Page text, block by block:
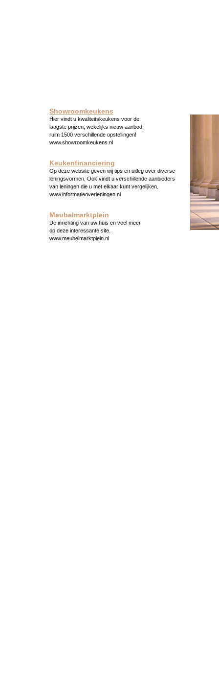
Showroomkeukens
Hier vindt u kwaliteitskeukens voor de
laagste prijzen, wekelijks nieuw aanbod,
ruim 1500 verschillende opstellingen!
www.showroomkeukens.nl
Keukenfinanciering
Op deze website geven wij tips en uitleg over diverse
leningsvormen. Ook vindt u verschillende aanbieders
van leningen die u met elkaar kunt vergelijken.
www.informatieoverleningen.nl
Meubelmarktplein
De inrichting van uw huis en veel meer
op deze interessante site.
www.meubelmarktplein.nl